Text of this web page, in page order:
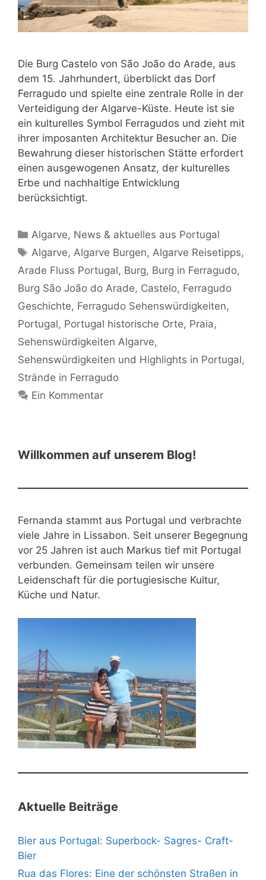
Die Burg Castelo von São João do Arade, aus
dem 15. Jahrhundert, überblickt das Dorf
Ferragudo und spielte eine zentrale Rolle in der
Verteidigung der Algarve-Küste. Heute ist sie
ein kulturelles Symbol Ferragudos und zieht mit
ihrer imposanten Architektur Besucher an. Die
Bewahrung dieser historischen Stätte erfordert
einen ausgewogenen Ansatz, der kulturelles
Erbe und nachhaltige Entwicklung
berücksichtigt.
Kategorien
Algarve, News & aktuelles aus Portugal
Schlagwörter
Algarve,Algarve Burgen,Algarve Reisetipps,
Arade Fluss Portugal, Burg, Burg in Ferragudo,
Burg São João do Arade, Castelo, Ferragudo
Geschichte, Ferragudo Sehenswürdigkeiten,
Portugal, Portugal historische Orte, Praia,
Sehenswürdigkeiten Algarve,
Sehenswürdigkeiten und Highlights in Portugal,
Strände in Ferragudo
Ein Kommentar
Willkommen auf unserem Blog!
Fernanda stammt aus Portugal und verbrachte
viele Jahre in Lissabon. Seit unserer Begegnung
vor 25 Jahren ist auch Markus tief mit Portugal
verbunden. Gemeinsam teilen wir unsere
Leidenschaft für die portugiesische Kultur,
Küche und Natur.
Aktuelle Beiträge
Bier aus Portugal: Superbock- Sagres- Craft-
Bier
Rua das Flores: Eine der schönsten Straßen in